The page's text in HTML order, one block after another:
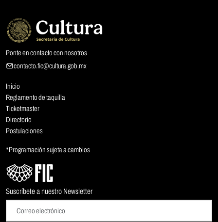
Ponte en contacto con nosotros
contacto.fic@cultura.gob.mx
Inicio
Reglamento de taquilla
Ticketmaster
Directorio
Postulaciones
*Programación sujeta a cambios
Suscríbete a nuestro Newsletter